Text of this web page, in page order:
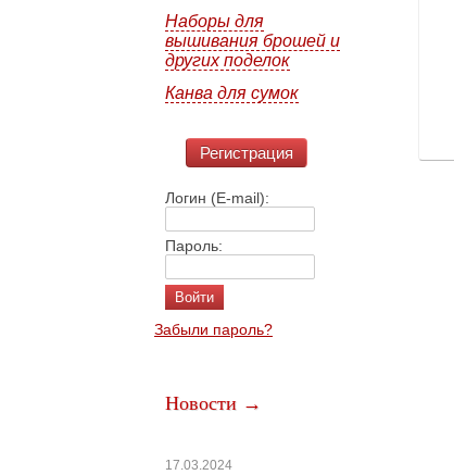
Наборы для
вышивания брошей и
других поделок
Канва для сумок
Регистрация
Логин (E-mail):
Пароль:
Забыли пароль?
Новости →
17.03.2024